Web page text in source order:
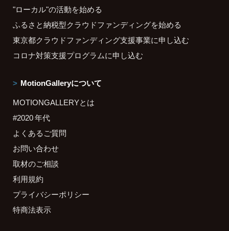
"ローカル"の活動を始める
ふるさと納税型クラウドファンディングを始める
東京都クラウドファンディング支援事業に申し込む
コロナ対策支援プログラムに申し込む
MotionGalleryについて
MOTIONGALLERYとは
#2020 年代
よくあるご質問
お問い合わせ
取材のご相談
利用規約
プライバシーポリシー
特商法表示